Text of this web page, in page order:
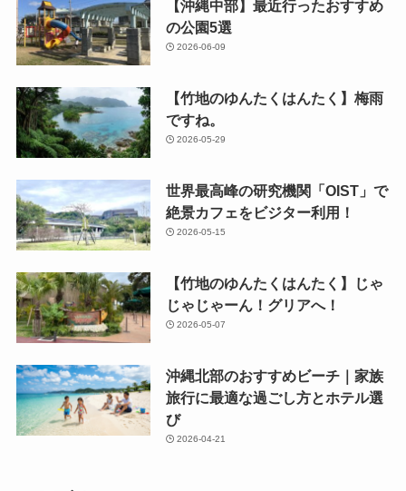
【沖縄中部】最近行ったおすすめ
の公園5選
2026-06-09
【竹地のゆんたくはんたく】梅雨
ですね。
2026-05-29
世界最高峰の研究機関「OIST」で
絶景カフェをビジター利用！
2026-05-15
【竹地のゆんたくはんたく】じゃ
じゃじゃーん！グリアへ！
2026-05-07
沖縄北部のおすすめビーチ｜家族
旅行に最適な過ごし方とホテル選
び
2026-04-21